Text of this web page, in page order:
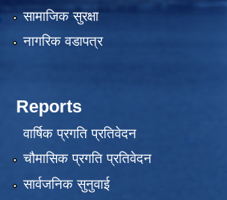
सामाजिक सुरक्षा
नागरिक वडापत्र
Reports
वार्षिक प्रगति प्रतिवेदन
चौमासिक प्रगति प्रतिवेदन
सार्वजनिक सुनुवाई